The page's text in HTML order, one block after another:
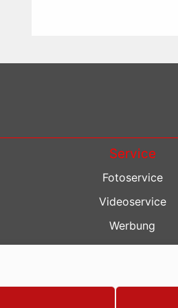
Service
Fotoservice
Videoservice
Werbung